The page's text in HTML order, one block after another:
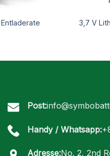
3,7 V
Post:
Handy / Whatsapp:
Adresse:No. 2, 2nd